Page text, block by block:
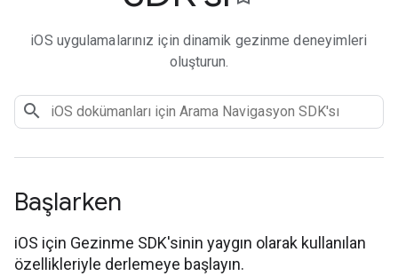
iOS uygulamalarınız için dinamik gezinme deneyimleri
oluşturun.
Başlarken
iOS için Gezinme SDK'sinin yaygın olarak kullanılan
özellikleriyle derlemeye başlayın.